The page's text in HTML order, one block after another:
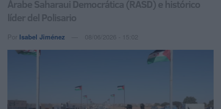
Árabe Saharaui Democrática (RASD) e histórico
líder del Polisario
Por Isabel Jiménez 08/06/2026 - 15:02